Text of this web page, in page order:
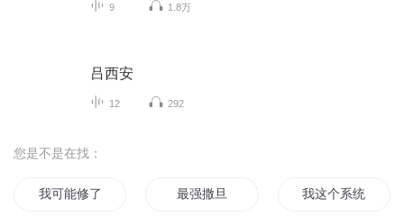
9 1.8万
吕西安
12 292
您是不是在找：
我可能修了个假仙 最强撒旦 我这个系统是假